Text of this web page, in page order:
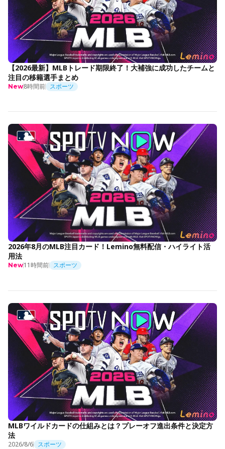
【2026最新】MLBトレード期限終了！大補強に成功したチームと
注目の移籍選手まとめ
New8時間前 スポーツ
2026年8月のMLB注目カード！Lemino無料配信・ハイライト活
用法
New11時間前 スポーツ
MLBワイルドカードの仕組みとは？プレーオフ進出条件と決定方
法
2026/8/6 スポーツ